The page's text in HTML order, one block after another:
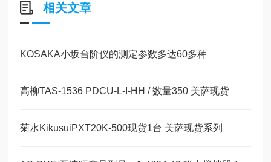
相关文章
KOSAKA小坂台阶仪的测定参数多达60多种
高柳TAS-1536 PDCU-L-I-HH / 数量350 美萨现货
菊水KikusuiPXT20K-500现货1台 美萨现货系列